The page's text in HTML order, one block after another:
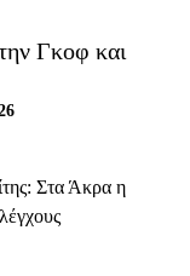
Γκοφ και